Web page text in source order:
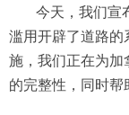
今天，我们宣
滥用开辟了道路
施，我们正在为
的完整性，同时